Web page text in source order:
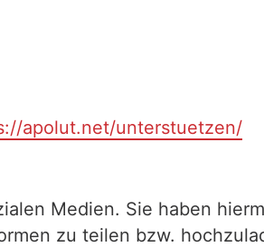
apolut.net/unterstuetzen/
Medien. Sie haben
zu teilen bzw.